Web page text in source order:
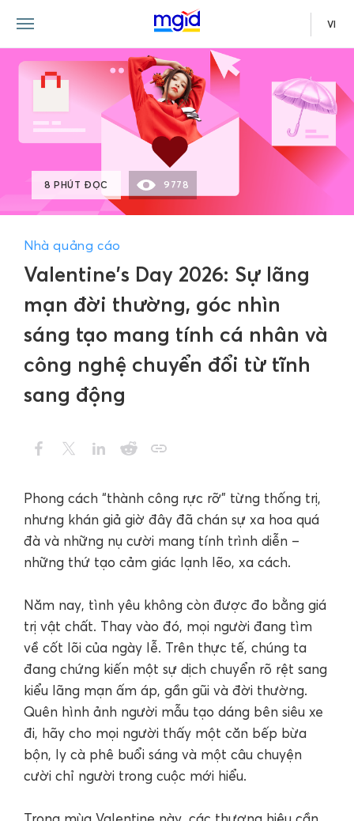
VI
Valentine's Day 2026: Sự lãng
mạn đời thường, góc nhìn
sáng tạo mang tính cá nhân và
công nghệ chuyển đổi từ tĩnh
sang động
Nhà quảng cáo
8 PHÚT ĐỌC 9778
Phong cách “thành công rực rỡ” từng thống trị,
nhưng khán giả giờ đây đã chán sự xa hoa quá
đà và những nụ cười mang tính trình diễn –
những thứ tạo cảm giác lạnh lẽo, xa cách.
Năm nay, tình yêu không còn được đo bằng giá
trị vật chất. Thay vào đó, mọi người đang tìm
về cốt lõi của ngày lễ. Trên thực tế, chúng ta
đang chứng kiến một sự dịch chuyển rõ rệt sang
kiểu lãng mạn ấm áp, gần gũi và đời thường.
Quên hình ảnh người mẫu tạo dáng bên siêu xe
đi, hãy cho mọi người thấy một căn bếp bừa
bộn, ly cà phê buổi sáng và một câu chuyện
cười chỉ người trong cuộc mới hiểu.